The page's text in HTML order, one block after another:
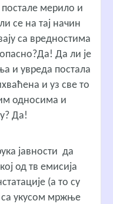
мерило и
се на тај начин
са вредностима
Да ли је
и увреда постала
и уз све то
односима и
Да!
јавности да
од тв емисија
(а то су
са укусом мржње